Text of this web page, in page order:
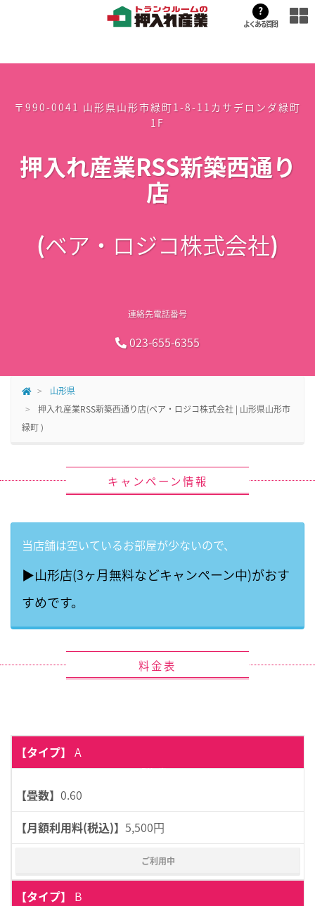
?
よくある質問
〒990-0041 山形県山形市緑町1-8-11カサデロンダ緑町
1F
押入れ産業RSS新築西通り
店
(ベア・ロジコ株式会社)
連絡先電話番号
023-655-6355
山形県
押入れ産業RSS新築西通り店(ベア・ロジコ株式会社 | 山形県山形市
緑町 )
キャンペーン情報
当店舗は空いているお部屋が少ないので、
▶山形店(3ヶ月無料などキャンペーン中)がおす
すめです。
料金表
A
詳細表示
0.60
5,500円
ご利用中
B